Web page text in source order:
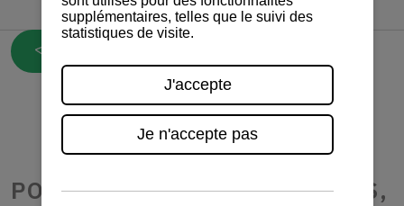
POUR PLUS D'INFORMATIONS,